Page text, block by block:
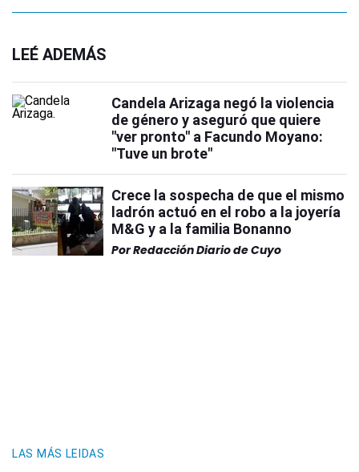
LEÉ ADEMÁS
Candela Arizaga negó la violencia
de género y aseguró que quiere
"ver pronto" a Facundo Moyano:
"Tuve un brote"
Crece la sospecha de que el mismo
ladrón actuó en el robo a la joyería
M&G y a la familia Bonanno
PorRedacción Diario de Cuyo
LAS MÁS LEIDAS